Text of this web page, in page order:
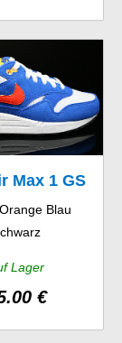
Max 1 GS
Blau
Lager
€